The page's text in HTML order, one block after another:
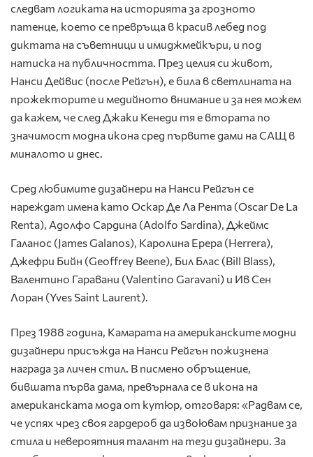
следват логиката на историята за грозното
патенце, което се превръща в красив лебед под
диктата на съветници и имиджмейкъри, и под
натиска на публичността. През целия си живот,
Нанси Дейвис (после Рейгън), е била в светлината на
прожекторите и медийното внимание и за нея можем
да кажем, че след Джаки Кенеди тя е втората по
значимост модна икона сред първите дами на САЩ в
миналото и днес.
Сред любимите дизайнери на Нанси Рейгън се
нареждат имена като Оскар Де Ла Рента (Oscar De La
Renta), Адолфо Сардина (Adolfo Sardina), Джеймс
Галанос (James Galanos), Каролина Ерера (Herrera),
Джефри Бийн (Geoffrey Beene), Бил Блас (Bill Blass),
Валентино Гаравани (Valentino Garavani) и Ив Сен
Лоран (Yves Saint Laurent).
През 1988 година, Камарата на американските модни
дизайнери присъжда на Нанси Рейгън пожизнена
награда за личен стил. В писмено обръщение,
бившата първа дама, превърнала се в икона на
американската мода от кутюр, отговаря: «Радвам се,
че успях чрез своя гардероб да извоювам признание за
стила и невероятния талант на тези дизайнери. За